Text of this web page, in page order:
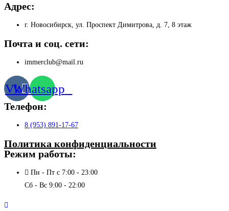
Адрес:
г. Новосибирск, ул. Проспект Димитрова, д. 7, 8 этаж
Почта и соц. сети:
immerclub@mail.ru
VkWhatsapp
Телефон:
8 (953) 891-17-67
Политика конфиденциальности
Режим работы:
Пн - Пт с 7:00 - 23:00
Сб - Вс 9:00 - 22:00